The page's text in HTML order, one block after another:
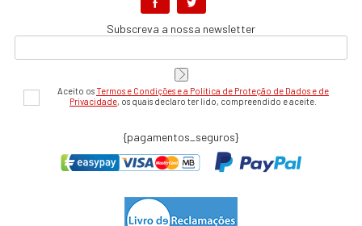
Subscreva a nossa newsletter
Aceito osTermos e Condições e a Política de Proteção de Dados e de
Privacidade, os quais declaro ter lido, compreendido e aceite.
{pagamentos_seguros}